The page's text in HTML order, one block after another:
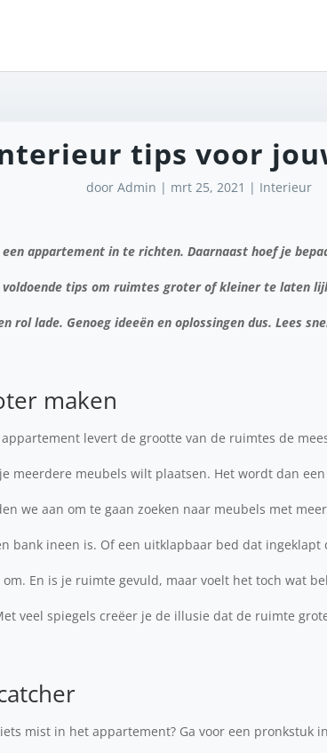
tips voor
doorAdmin | mrt 25, 2021 | Interieur
appartement in te richten. Daarnaast hoef je
tips om ruimtes groter of kleiner te laten
rol lade. Genoeg ideeën en oplossingen dus. Lees
maken
levert de grootte van de ruimtes de
meerdere meubels wilt plaatsen. Het wordt dan
we aan om te gaan zoeken naar meubels met
bank ineen is. Of een uitklapbaar bed dat
En is je ruimte gevuld, maar voelt het toch wat
veel spiegels creëer je de illusie dat de ruimte
mist in het appartement? Ga voor een pronkstuk